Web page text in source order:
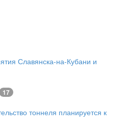
Славянска-на-Кубани и
17
тоннеля планируется к